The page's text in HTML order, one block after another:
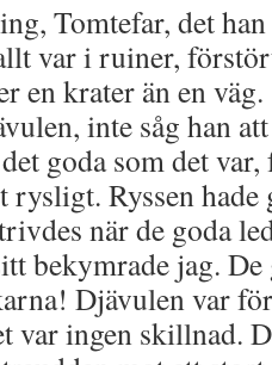
Tomtefar, det
var i ruiner,
en krater än en
inte såg han
goda som det
rysligt. Ryssen hade
när de goda
bekymrade jag.
Djävulen var
var ingen skillnad.